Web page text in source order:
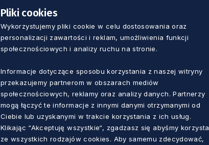
Sibelius Orchestra, Novosibirsk Youth
Orchestra, Suzuki Orchestra, KimPo
sezonie 2025/2026 występowała m.in. z
Filharmonią Warmińsko-Mazurską im.
Krakowską im. Karola Szymanowskiego,
Mikołaja Goreckiego, Polską Filharmonią
występy obejmują też recitale w Karolinie
Seoul Arts Center w Korei. Obecnie studiuje
Wileya w Curtis Institute of Music. Gra na
Neapol, Włochy).
Pliki cookies
Wykorzystujemy pliki cookie w celu dostosowania oraz
personalizacji zawartości i reklam, umożliwienia funkcji
społecznościowych i analizy ruchu na stronie.
Informacje dotyczące sposobu korzystania z naszej witryny
przekazujemy partnerom w obszarach mediów
społecznościowych, reklamy oraz analizy danych. Partnerzy
mogą łączyć te informacje z innymi danymi otrzymanymi od
Ciebie lub uzyskanymi w trakcie korzystania z ich usług.
Klikając “Akceptuję wszystkie“, zgadzasz się abyśmy
ze wszystkich rodzajów cookies. Aby samemu zdecydować,